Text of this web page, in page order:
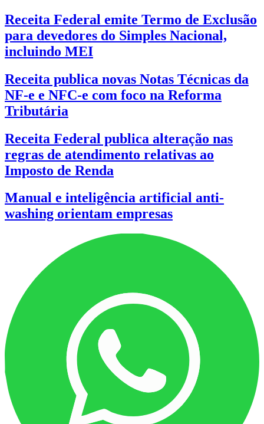
Receita Federal emite Termo de Exclusão
para devedores do Simples Nacional,
incluindo MEI
Receita publica novas Notas Técnicas da
NF-e e NFC-e com foco na Reforma
Tributária
Receita Federal publica alteração nas
regras de atendimento relativas ao
Imposto de Renda
Manual e inteligência artificial anti-
washing orientam empresas